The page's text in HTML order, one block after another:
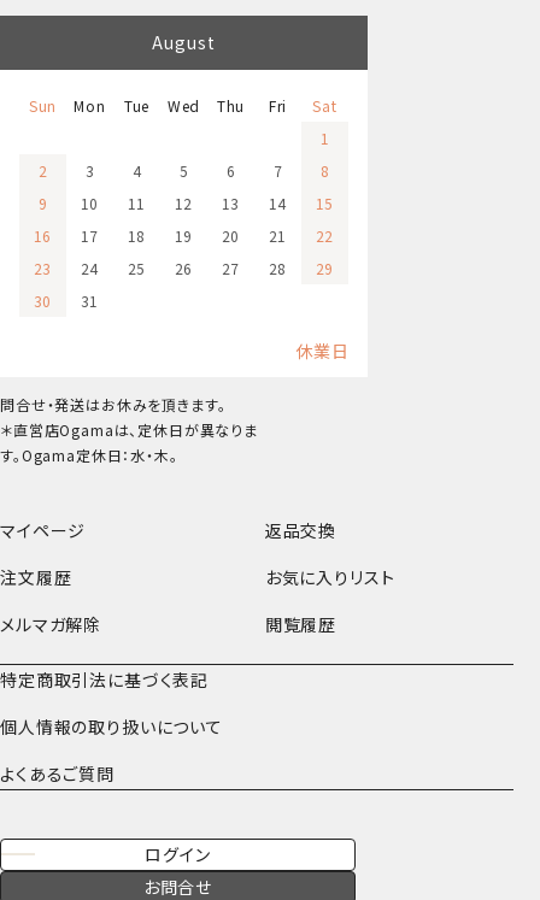
マイページ
返品交換
注文履歴
お気に入りリスト
メルマガ解除
閲覧履歴
特定商取引法に基づく表記
個人情報の取り扱いについて
よくあるご質問
ログイン
お問合せ
August
Sun Mon Tue Wed Thu Fri
Sat
1
2
3 4 5 6 7
8
9
10 11 12 13 14
15
16
17 18 19 20 21
22
23
24 25 26 27 28
29
30
31
休業日
問合せ・発送はお休みを頂きます。
＊直営店Ogamaは、定休日が異なりま
す。Ogama定休日：水・木。